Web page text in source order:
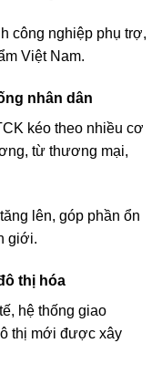
công nghiệp phụ trợ,
Việt Nam.
nhân dân
kéo theo nhiều cơ
từ thương mại,
lên, góp phần ổn
giới.
thị hóa
hệ thống giao
thị mới được xây